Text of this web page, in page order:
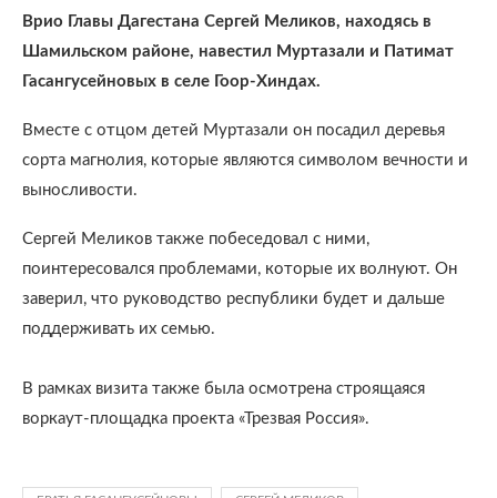
Врио Главы Дагестана Сергей Меликов, находясь в
Шамильском районе, навестил Муртазали и Патимат
Гасангусейновых в селе Гоор-Хиндах.
Вместе с отцом детей Муртазали он посадил деревья
сорта магнолия, которые являются символом вечности и
выносливости.
Сергей Меликов также побеседовал с ними,
поинтересовался проблемами, которые их волнуют. Он
заверил, что руководство республики будет и дальше
поддерживать их семью.
В рамках визита также была осмотрена строящаяся
воркаут-площадка проекта «Трезвая Россия».